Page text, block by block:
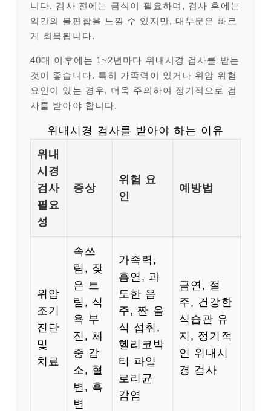
니다. 검사 전에는 금식이 필요하며, 검사 후에는
약간의 불편함을 느낄 수 있지만, 대부분은 빠르
게 회복됩니다.
40대 이후에는 1~2년마다 위내시경 검사를 받는
것이 좋습니다. 특히 가족력이 있거나 위암 위험
요인이 있는 경우, 더욱 주의하여 정기적으로 검
사를 받아야 합니다.
위내시경 검사를 받아야 하는 이유
위내
시경
검사
필요
성
증상
위험 요
인
예방법
위암
조기
진단
및
치료
속쓰
림, 잦
은 트
림, 식
욕 부
진, 체
중 감
소, 혈
변, 흑
변
가족력,
흡연, 과
도한 음
주, 짠 음
식 섭취,
헬리코박
터 파일
로리균
감염
금연, 절
주, 건강한
식습관 유
지, 정기적
인 위내시
경 검사